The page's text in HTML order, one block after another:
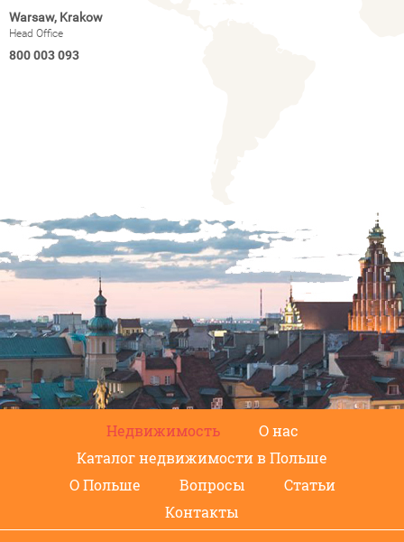
Warsaw, Krakow
Head Office
800 003 093
Недвижимость
О нас
Каталог недвижимости в Польше
О Польше
Вопросы
Статьи
Контакты